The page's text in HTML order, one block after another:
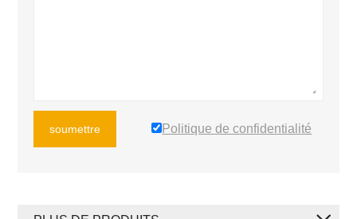
soumettre Politique de confidentialité